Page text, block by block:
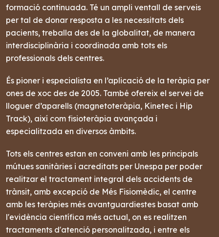
formació continuada. Té un ampli ventall de serveis
per tal de donar resposta a les necessitats dels
pacients, treballa des de la globalitat, de manera
interdisciplinària i coordinada amb tots els
professionals dels centres.
És pioner i especialista en l’aplicació de la teràpia per
ones de xoc des de 2005. També ofereix el servei de
lloguer d’aparells (magnetoteràpia, Kinetec i Hip
Track), així com fisioteràpia avançada i
especialitzada en diversos àmbits.
Tots els centres estan en conveni amb les principals
mútues sanitàries i acreditats per Unespa per poder
realitzar el tractament integral dels accidents de
trànsit, amb excepció de Més Fisiomèdic, el centre
amb les teràpies més avantguardiestes basat amb
l'evidència científica més actual, on es realitzen
tractaments d'atenció personalitzada, i entre els